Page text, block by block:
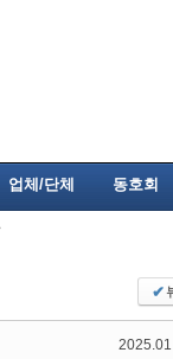
업체/단체 동호회
✔